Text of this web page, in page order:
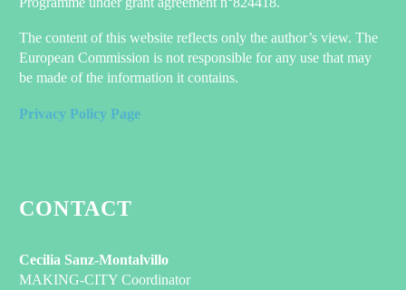
The content of this website reflects only the author’s view. The
European Commission is not responsible for any use that may
be made of the information it contains.
Privacy Policy Page
CONTACT
Cecilia Sanz-Montalvillo
MAKING-CITY Coordinator